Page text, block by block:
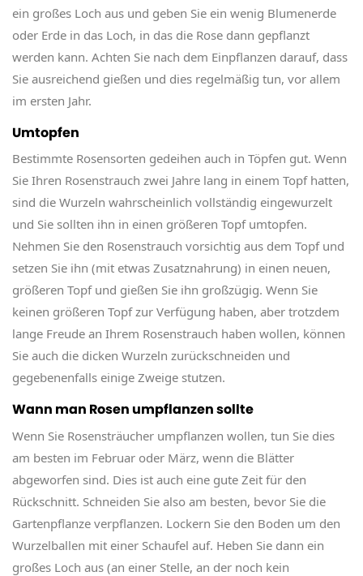
ein großes Loch aus und geben Sie ein wenig Blumenerde
oder Erde in das Loch, in das die Rose dann gepflanzt
werden kann. Achten Sie nach dem Einpflanzen darauf, dass
Sie ausreichend gießen und dies regelmäßig tun, vor allem
im ersten Jahr.
Umtopfen
Bestimmte Rosensorten gedeihen auch in Töpfen gut. Wenn
Sie Ihren Rosenstrauch zwei Jahre lang in einem Topf hatten,
sind die Wurzeln wahrscheinlich vollständig eingewurzelt
und Sie sollten ihn in einen größeren Topf umtopfen.
Nehmen Sie den Rosenstrauch vorsichtig aus dem Topf und
setzen Sie ihn (mit etwas Zusatznahrung) in einen neuen,
größeren Topf und gießen Sie ihn großzügig. Wenn Sie
keinen größeren Topf zur Verfügung haben, aber trotzdem
lange Freude an Ihrem Rosenstrauch haben wollen, können
Sie auch die dicken Wurzeln zurückschneiden und
gegebenenfalls einige Zweige stutzen.
Wann man Rosen umpflanzen sollte
Wenn Sie Rosensträucher umpflanzen wollen, tun Sie dies
am besten im Februar oder März, wenn die Blätter
abgeworfen sind. Dies ist auch eine gute Zeit für den
Rückschnitt. Schneiden Sie also am besten, bevor Sie die
Gartenpflanze verpflanzen. Lockern Sie den Boden um den
Wurzelballen mit einer Schaufel auf. Heben Sie dann ein
großes Loch aus (an einer Stelle, an der noch kein